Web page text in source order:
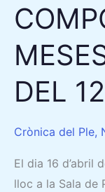
DEL
Crònica del Ple,
El dia 16 d’abril
lloc a la Sala de
12
DE
MAIG